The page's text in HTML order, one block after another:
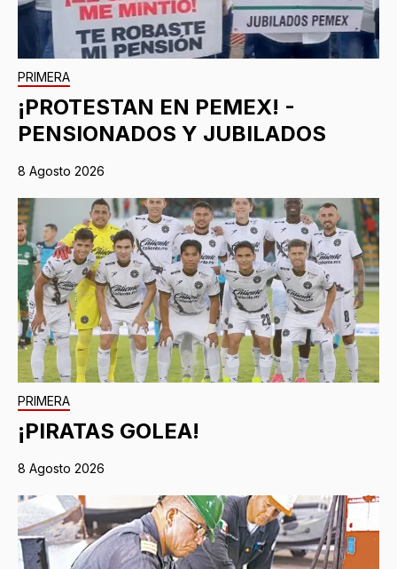
PRIMERA
¡PROTESTAN EN PEMEX! -
PENSIONADOS Y JUBILADOS
8 Agosto 2026
PRIMERA
¡PIRATAS GOLEA!
8 Agosto 2026